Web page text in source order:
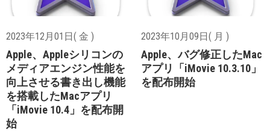
2023年12月01日( 金 )
Apple、Appleシリコンの
メディアエンジン性能を
向上させる書き出し機能
を搭載したMacアプリ
「iMovie 10.4」を配布開
始
2023年10月09日( 月 )
Apple、バグ修正したMac
アプリ「iMovie 10.3.10」
を配布開始